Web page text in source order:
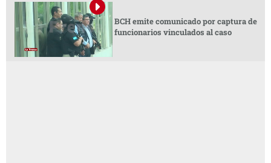
BCH emite comunicado por captura de
funcionarios vinculados al caso